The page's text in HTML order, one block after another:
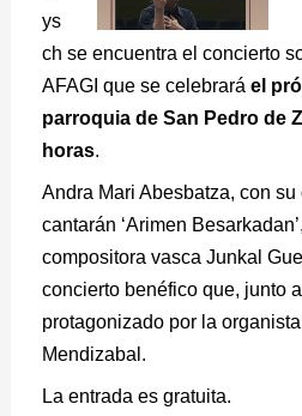
ys
ch se encuentra el concierto
AFAGI que se celebraráel
parroquia de San Pedro de
horas.
Andra Mari Abesbatza, con
cantarán ‘Arimen
compositora vasca Junkal
concierto benéfico que, junto
protagonizado por la
Mendizabal.
La entrada es gratuita.